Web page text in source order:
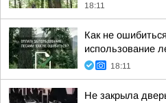
18:11
Как не
использование
18:11
Не закрыла